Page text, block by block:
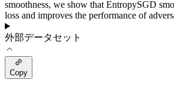
smoothness, we show that EntropySGD
loss and improves the performance of
外部データセット
Copy